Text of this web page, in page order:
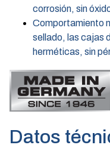
corrosión, sin
Comportamiento
sellado, las cajas
herméticas, sin
Datos